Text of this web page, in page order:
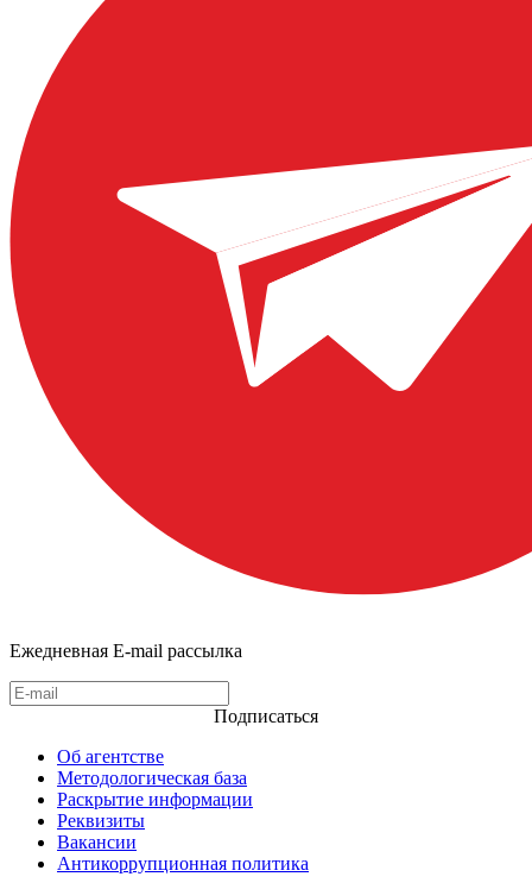
Ежедневная E-mail рассылка
Подписаться
Об агентстве
Методологическая база
Раскрытие информации
Реквизиты
Вакансии
Антикоррупционная политика